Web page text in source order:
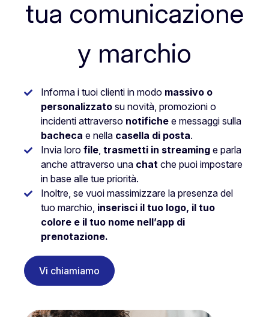
tua comunicazione
y marchio
Informa i tuoi clienti in modo massivo o
personalizzato su novità, promozioni o
incidenti attraverso notifiche e messaggi sulla
bacheca e nella casella di posta.
Invia loro file, trasmetti in streaming e parla
anche attraverso una chat che puoi impostare
in base alle tue priorità.
Inoltre, se vuoi massimizzare la presenza del
tuo marchio, inserisci il tuo logo, il tuo
colore e il tuo nome nell’app di
prenotazione.
Vi chiamiamo